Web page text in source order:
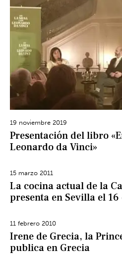
19 noviembre 2019
Presentación del libro
Leonardo da Vinci»
15 marzo 2011
La cocina actual de la
presenta en Sevilla el
11 febrero 2010
Irene de Grecia, la
publica en Grecia